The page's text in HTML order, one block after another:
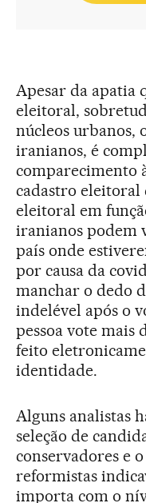
Apesar da apatia
eleitoral,
núcleos urbanos,
iranianos, é
comparecimento
cadastro eleitoral
eleitoral em
iranianos podem
país onde
por causa da
manchar o dedo
indelével após o
pessoa vote mais
feito
identidade.
Alguns analistas
seleção de
conservadores e
reformistas
importa com o